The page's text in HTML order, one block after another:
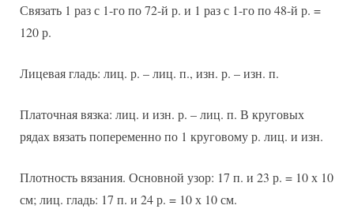
Связать 1 раз с 1-го по 72-й р. и 1 раз с 1-го по 48-й р. =
120 р.
Лицевая гладь: лиц. р. – лиц. п., изн. р. – изн. п.
Платочная вязка: лиц. и изн. р. – лиц. п. В круговых
рядах вязать попеременно по 1 круговому р. лиц. и изн.
Плотность вязания. Основной узор: 17 п. и 23 р. = 10 х 10
см; лиц. гладь: 17 п. и 24 р. = 10 х 10 см.